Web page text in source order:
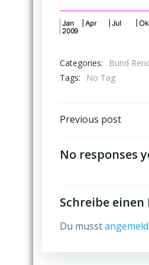
Categories: Bund
Tags:
No Tag
Post
Previous post
No responses
Schreibe
Du musst